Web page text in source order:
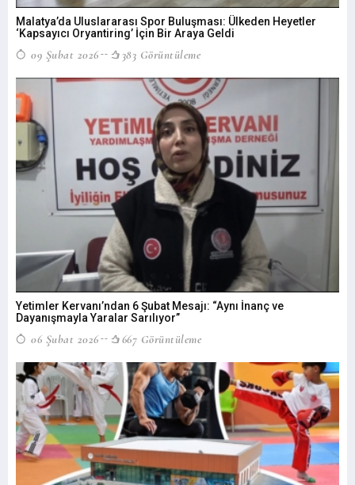
Malatya’da Uluslararası Spor Buluşması: Ülkeden Heyetler
‘Kapsayıcı Oryantiring’ İçin Bir Araya Geldi
09 Şubat 2026 383 Görüntüleme
Yetimler Kervanı’ndan 6 Şubat Mesajı: “Aynı İnanç ve
Dayanışmayla Yaralar Sarılıyor”
06 Şubat 2026 667 Görüntüleme